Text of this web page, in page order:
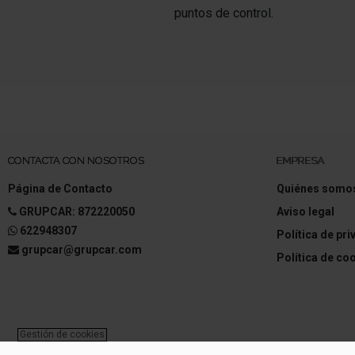
puntos de control.
CONTACTA CON NOSOTROS
Página de Contacto
GRUPCAR: 872220050
622948307
grupcar@grupcar.com
EMPRESA
Quiénes
Aviso legal
Política de
Política de
Gestión de cookies